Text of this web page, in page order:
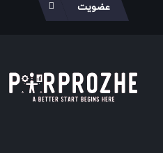
عضویت